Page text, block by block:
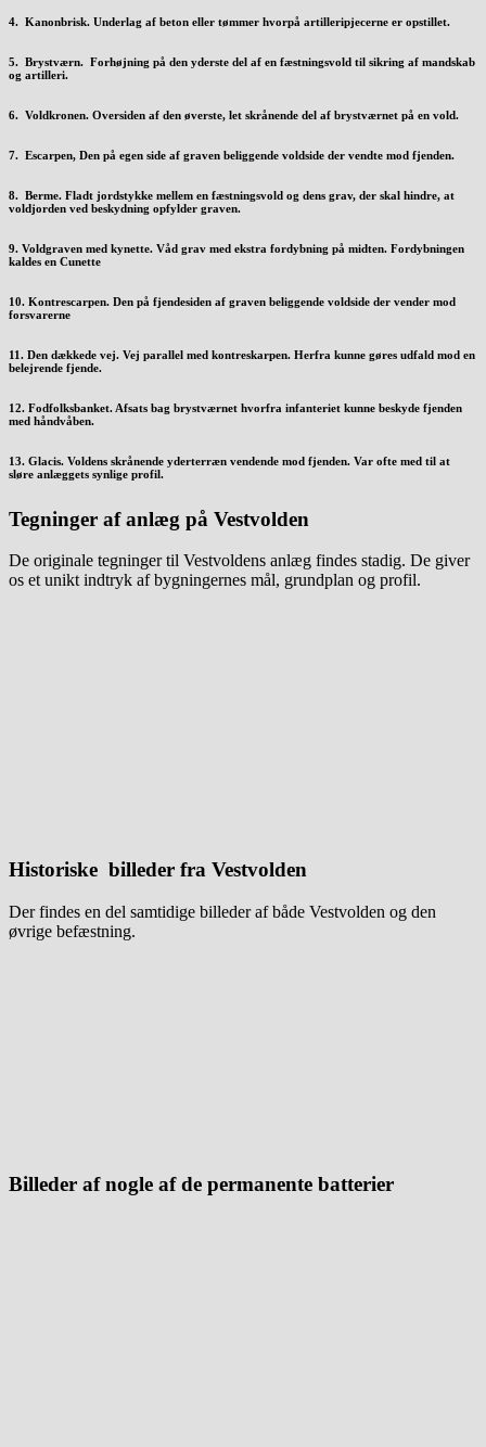
4. Kanonbrisk. Underlag af beton eller tømmer hvorpå artilleripjecerne er opstillet.
5. Brystværn. Forhøjning på den yderste del af en fæstningsvold til sikring af mandskab
og artilleri.
6. Voldkronen. Oversiden af den øverste, let skrånende del af brystværnet på en vold.
7. Escarpen, Den på egen side af graven beliggende voldside der vendte mod fjenden.
8. Berme. Fladt jordstykke mellem en fæstningsvold og dens grav, der skal hindre, at
voldjorden ved beskydning opfylder graven.
9. Voldgraven med kynette. Våd grav med ekstra fordybning på midten. Fordybningen
kaldes en Cunette
10. Kontrescarpen. Den på fjendesiden af graven beliggende voldside der vender mod
forsvarerne
11. Den dækkede vej. Vej parallel med kontreskarpen. Herfra kunne gøres udfald mod en
belejrende fjende.
12. Fodfolksbanket. Afsats bag brystværnet hvorfra infanteriet kunne beskyde fjenden
med håndvåben.
13. Glacis. Voldens skrånende yderterræn vendende mod fjenden. Var ofte med til at
sløre anlæggets synlige profil.
Tegninger af anlæg på Vestvolden
De originale tegninger til Vestvoldens anlæg findes stadig. De giver
os et unikt indtryk af bygningernes mål, grundplan og profil.
Historiske billeder fra Vestvolden
Der findes en del samtidige billeder af både Vestvolden og den
øvrige befæstning.
Billeder af nogle af de permanente batterier